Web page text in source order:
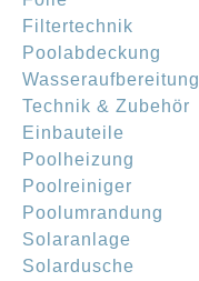
Filtertechnik
Poolabdeckung
Wasseraufbereitung
Technik & Zubehör
Einbauteile
Poolheizung
Poolreiniger
Poolumrandung
Solaranlage
Solardusche